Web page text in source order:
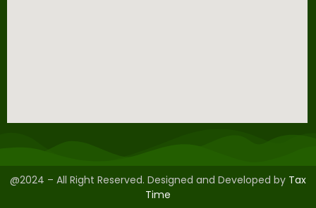
@2024 – All Right Reserved. Designed and Developed by Tax
Time